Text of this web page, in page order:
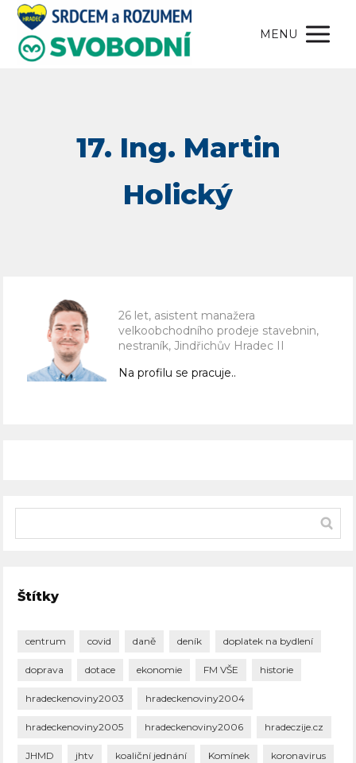
MENU
26 let, asistent manažera
velkoobchodního prodeje stavebnin,
nestraník, Jindřichův Hradec II
Na profilu se pracuje..
Štítky
centrum covid daně deník doplatek na bydlení
doprava dotace ekonomie FM VŠE historie
hradeckenoviny2003 hradeckenoviny2004
hradeckenoviny2005 hradeckenoviny2006 hradeczije.cz
JHMD jhtv koaliční jednání Komínek koronavirus